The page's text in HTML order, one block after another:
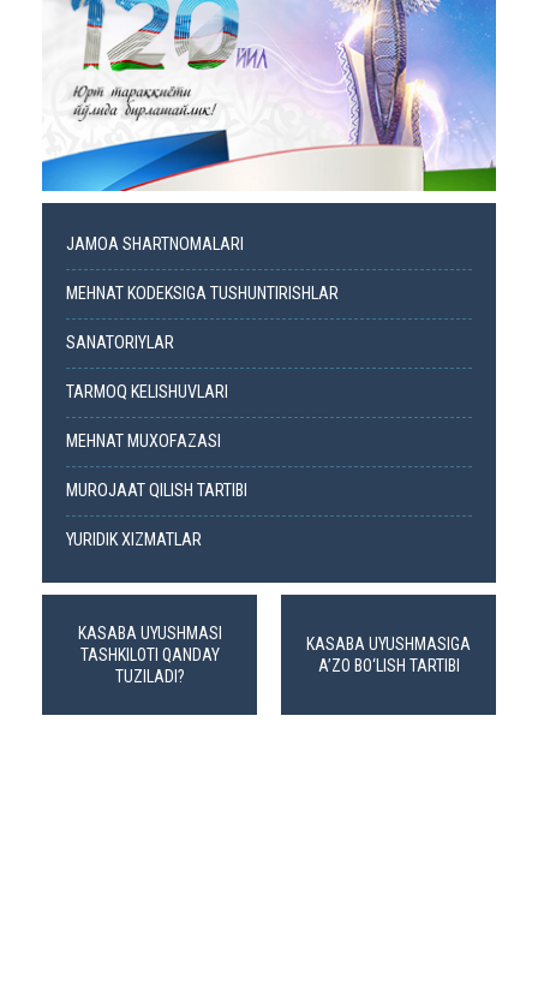
JAMOA SHARTNOMALARI
MEHNAT KODEKSIGA TUSHUNTIRISHLAR
SANATORIYLAR
TARMOQ KELISHUVLARI
MEHNAT MUXOFAZASI
MUROJAAT QILISH TARTIBI
YURIDIK XIZMATLAR
KASABA UYUSHMASI
TASHKILOTI QANDAY
TUZILADI?
KASABA UYUSHMASIGA
A’ZO BO‘LISH TARTIBI